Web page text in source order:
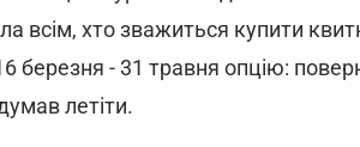
всім, хто зважиться купити
березня - 31 травня опцію:
летіти.